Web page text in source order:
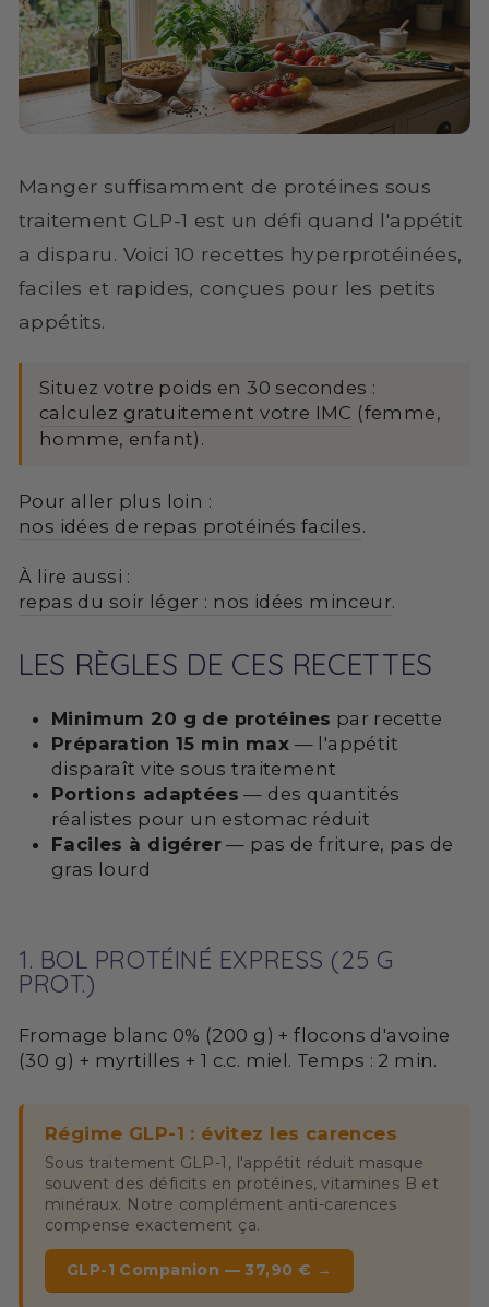
Manger suffisamment de protéines sous
traitement GLP-1 est un défi quand l'appétit
a disparu. Voici 10 recettes hyperprotéinées,
faciles et rapides, conçues pour les petits
appétits.
Situez votre poids en 30 secondes :
calculez gratuitement votre IMC (femme,
homme, enfant).
Pour aller plus loin :
nos idées de repas protéinés faciles.
À lire aussi :
repas du soir léger : nos idées minceur.
LES RÈGLES DE CES RECETTES
Minimum 20 g de protéines par recette
Préparation 15 min max — l'appétit
disparaît vite sous traitement
Portions adaptées — des quantités
réalistes pour un estomac réduit
Faciles à digérer — pas de friture, pas de
gras lourd
1. BOL PROTÉINÉ EXPRESS (25 G
PROT.)
Fromage blanc 0% (200 g) + flocons d'avoine
(30 g) + myrtilles + 1 c.c. miel. Temps : 2 min.
Régime GLP-1 : évitez les carences
Sous traitement GLP-1, l'appétit réduit masque
souvent des déficits en protéines, vitamines B et
minéraux. Notre complément anti-carences
compense exactement ça.
GLP-1 Companion — 37,90 € →